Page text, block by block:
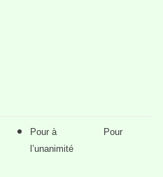
Pour à
l’unanimité
Pour